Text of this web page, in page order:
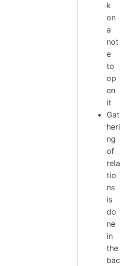
k
on
a
not
e
to
op
en
it
Gat
heri
ng
of
rela
tio
ns
is
do
ne
in
the
bac